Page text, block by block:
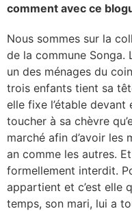
comment avec ce
Nous sommes sur la
de la commune Songa.
un des ménages du
trois enfants tient sa
elle fixe l’étable devant
toucher à sa chèvre
marché afin d’avoir les
an comme les autres.
formellement interdit.
appartient et c’est elle
temps, son mari, lui a